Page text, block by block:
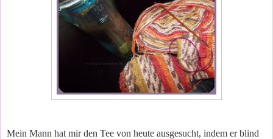
Mein Mann hat mir den Tee von heute ausgesucht, indem er blind